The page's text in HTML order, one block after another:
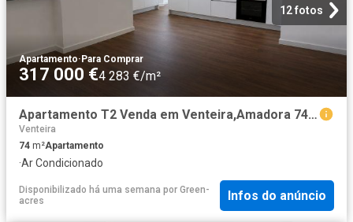
12 fotos
Apartamento·Para Comprar
317 000 €4 283 €/m²
Apartamento T2 Venda em Venteira,Amadora 74m² Venteira
Venteira
74 m²Apartamento
·Ar Condicionado
Disponibilizado há uma semana por Green-
acres
Infos do anúncio